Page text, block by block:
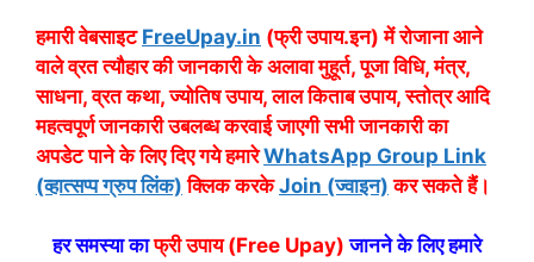
हमारी वेबसाइट FreeUpay.in (फ्री उपाय.इन) में रोजाना आने
वाले व्रत त्यौहार की जानकारी के अलावा मुहूर्त, पूजा विधि, मंत्र,
साधना, व्रत कथा, ज्योतिष उपाय, लाल किताब उपाय, स्तोत्र आदि
महत्वपूर्ण जानकारी उबलब्ध करवाई जाएगी सभी जानकारी का
अपडेट पाने के लिए दिए गये हमारेWhatsApp Group Link
(व्हात्सप्प ग्रुप लिंक) क्लिक करकेJoin (ज्वाइन) कर सकते हैं।
हर समस्या काफ्री उपाय (Free Upay) जानने के लिए हमारे